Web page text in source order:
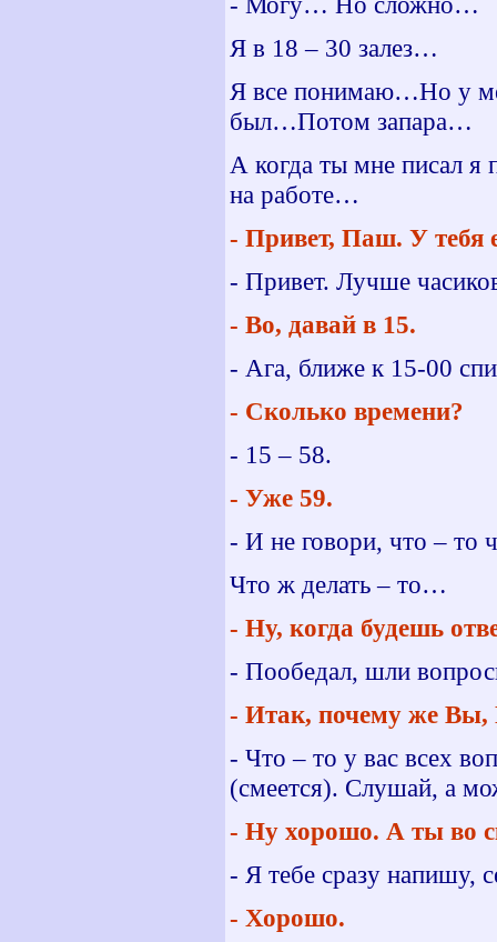
Я в 18 – 30 залез…
Я все понимаю…Но у
был…Потом запара…
А когда ты мне писал я
на работе…
- Привет, Паш. У тебя
- Привет. Лучше
- Во, давай в 15.
- Ага, ближе к 15-00
- Сколько времени?
- 15 – 58.
- Уже 59.
- И не говори, что – то
Что ж делать – то…
- Ну, когда будешь
- Пообедал, шли
- Итак, почему же Вы,
- Что – то у вас всех
(смеется). Слушай, а
- Ну хорошо. А ты во
- Я тебе сразу напишу,
- Хорошо.